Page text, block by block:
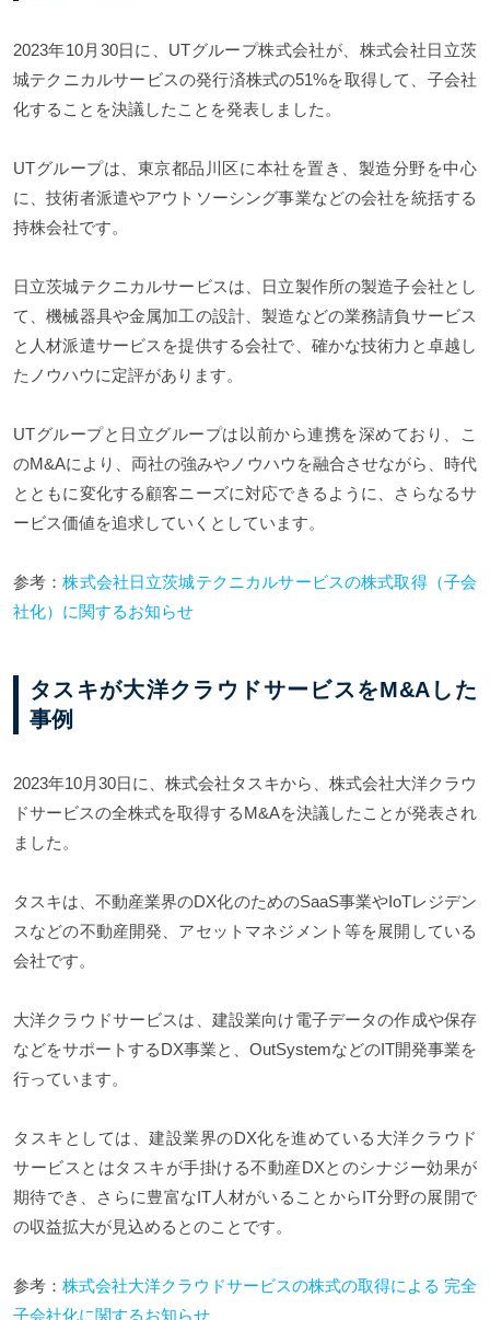
2023年10月30日に、UTグループ株式会社が、株式会社日立茨
城テクニカルサービスの発行済株式の51%を取得して、子会社
化することを決議したことを発表しました。
UTグループは、東京都品川区に本社を置き、製造分野を中心
に、技術者派遣やアウトソーシング事業などの会社を統括する
持株会社です。
日立茨城テクニカルサービスは、日立製作所の製造子会社とし
て、機械器具や金属加工の設計、製造などの業務請負サービス
と人材派遣サービスを提供する会社で、確かな技術力と卓越し
たノウハウに定評があります。
UTグループと日立グループは以前から連携を深めており、こ
のM&Aにより、両社の強みやノウハウを融合させながら、時代
とともに変化する顧客ニーズに対応できるように、さらなるサ
ービス価値を追求していくとしています。
参考：株式会社日立茨城テクニカルサービスの株式取得（子会
社化）に関するお知らせ
タスキが大洋クラウドサービスをM&Aした
事例
2023年10月30日に、株式会社タスキから、株式会社大洋クラウ
ドサービスの全株式を取得するM&Aを決議したことが発表され
ました。
タスキは、不動産業界のDX化のためのSaaS事業やIoTレジデン
スなどの不動産開発、アセットマネジメント等を展開している
会社です。
大洋クラウドサービスは、建設業向け電子データの作成や保存
などをサポートするDX事業と、OutSystemなどのIT開発事業を
行っています。
タスキとしては、建設業界のDX化を進めている大洋クラウド
サービスとはタスキが手掛ける不動産DXとのシナジー効果が
期待でき、さらに豊富なIT人材がいることからIT分野の展開で
の収益拡大が見込めるとのことです。
参考： 株式会社大洋クラウドサービスの株式の取得による 完全
子会社化に関するお知らせ